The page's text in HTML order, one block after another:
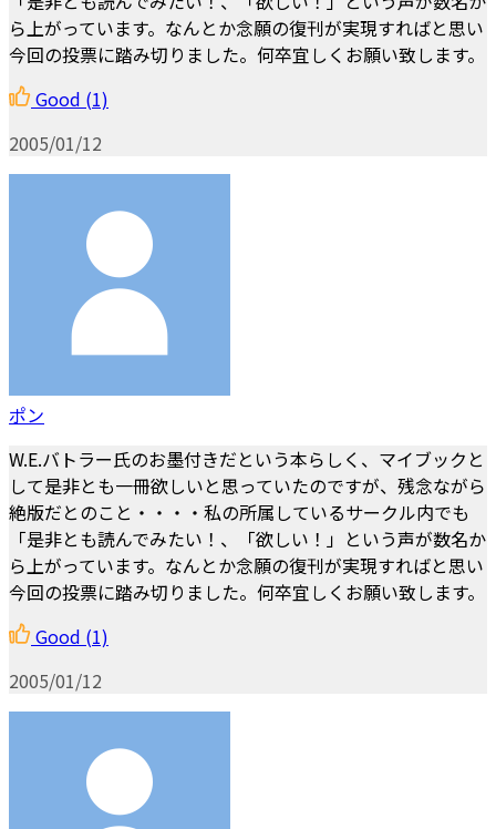
ら上がっています。なんとか念願の復刊が実現すればと思い
今回の投票に踏み切りました。何卒宜しくお願い致します。
Good (1)
2005/01/12
ポン
W.E.バトラー氏のお墨付きだという本らしく、マイブックと
して是非とも一冊欲しいと思っていたのですが、残念ながら
絶版だとのこと・・・・私の所属しているサークル内でも
「是非とも読んでみたい！、「欲しい！」という声が数名か
ら上がっています。なんとか念願の復刊が実現すればと思い
今回の投票に踏み切りました。何卒宜しくお願い致します。
Good (1)
2005/01/12